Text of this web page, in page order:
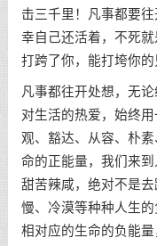
击三千里！凡事都要
幸自己还活着，不死
打跨了你，能打垮你的
凡事都往开处想，无
对生活的热爱，始终
观、豁达、从容、朴
命的正能量，我们来
甜苦辣咸，绝对不是
慢、冷漠等种种人生
相对应的生命的负能